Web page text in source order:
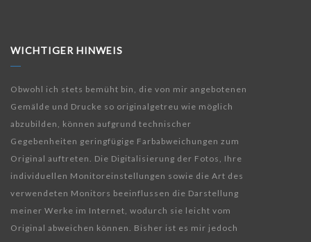
WICHTIGER HINWEIS
Obwohl ich stets bemüht bin, die von mir angebotenen
Gemälde und Drucke so originalgetreu wie möglich
abzubilden, können aufgrund technischer
Gegebenheiten geringfügige Farbabweichungen zum
Original auftreten. Die Digitalisierung der Fotos, Ihre
individuellen Monitoreinstellungen sowie die Art des
verwendeten Monitors beeinflussen die Darstellung
meiner Werke im Internet, wodurch sie leicht vom
Original abweichen können. Bisher ist es mir jedoch